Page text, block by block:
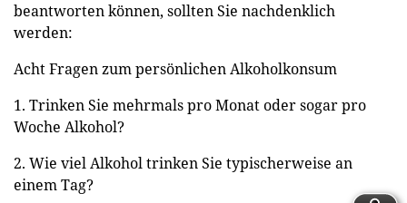
beantworten können, sollten Sie nachdenklich
werden:
Acht Fragen zum persönlichen Alkoholkonsum
1. Trinken Sie mehrmals pro Monat oder sogar pro
Woche Alkohol?
2. Wie viel Alkohol trinken Sie typischerweise an
einem Tag?